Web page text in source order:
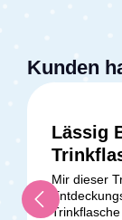
Kunden
Lässig
Mir dieser